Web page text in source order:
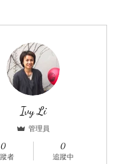
Ivy Li
管理員
0
者
0
追蹤中